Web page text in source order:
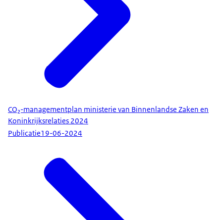
CO₂-managementplan ministerie van Binnenlandse Zaken en
Koninkrijksrelaties 2024
Publicatie19-06-2024